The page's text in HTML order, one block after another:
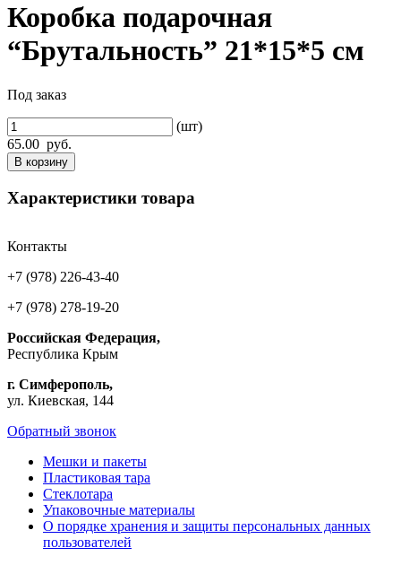
Коробка подарочная
“Брутальность” 21*15*5 см
Под заказ
(шт)
65.00 руб.
В корзину
Характеристики товара
Контакты
+7 (978) 226-43-40
+7 (978) 278-19-20
Российская Федерация,
Республика Крым
г. Симферополь,
ул. Киевская, 144
Обратный звонок
Мешки и пакеты
Пластиковая тара
Стеклотара
Упаковочные материалы
О порядке хранения и защиты персональных данных
пользователей